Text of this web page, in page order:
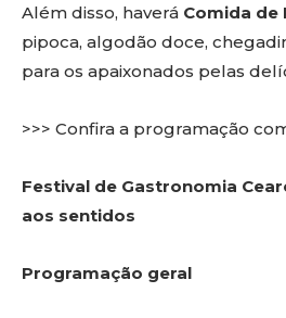
Além disso, haverá Comida de
pipoca, algodão doce,
para os apaixonados pelas
>>> Confira a programação
Festival de Gastronomia
aos sentidos
Programação geral